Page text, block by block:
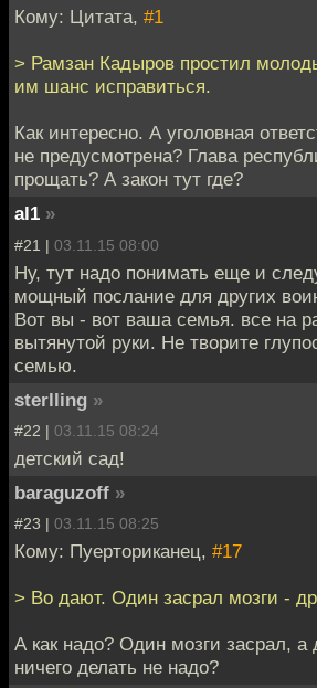
Кому: Цитата, #1
> Рамзан Кадыров простил
им шанс исправиться.
Как интересно. А уголовная
не предусмотрена? Глава
прощать? А закон тут где?
al1 »
#21 | 03.11.15 08:00
Ну, тут надо понимать еще и
мощный послание для других
Вот вы - вот ваша семья. все на
вытянутой руки. Не творите
семью.
sterlling »
#22 | 03.11.15 08:24
детский сад!
baraguzoff »
#23 | 03.11.15 08:25
Кому: Пуерториканец, #17
> Во дают. Один засрал мозги -
А как надо? Один мозги засрал,
ничего делать не надо?